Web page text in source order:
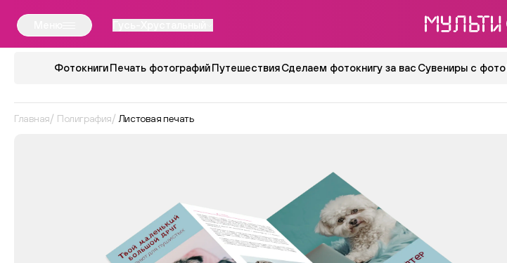
ФотокнигиПечать фотографийПутешествияСделаем фотокнигу за вас Сувениры с фото
Главная Полиграфия Листовая печать